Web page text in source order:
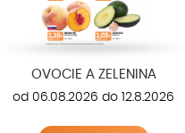
OVOCIE A ZELENINA
od 06.08.2026 do 12.8.2026